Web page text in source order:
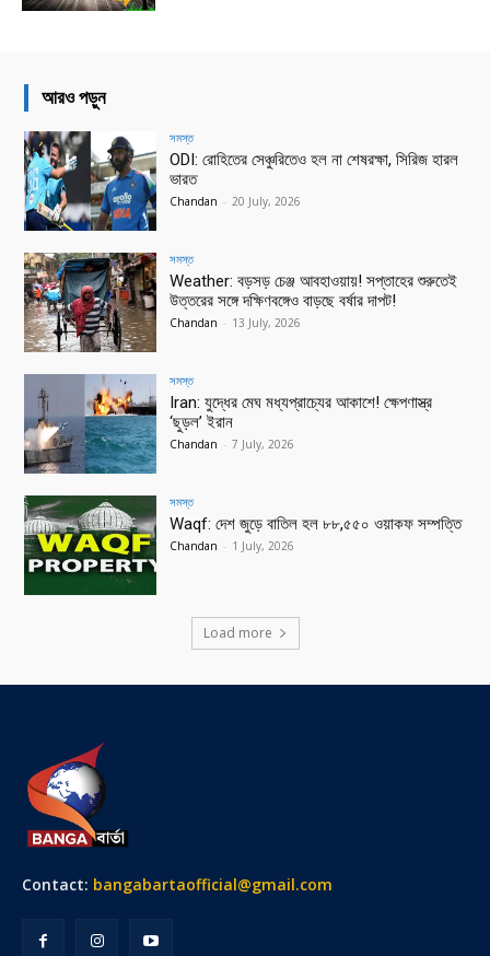
আরও পড়ুন
সমস্ত
ODI: রোহিতের সেঞ্চুরিতেও হল না শেষরক্ষা, সিরিজ হারল
ভারত
Chandan - 20 July, 2026
সমস্ত
Weather: বড়সড় চেঞ্জ আবহাওয়ায়! সপ্তাহের শুরুতেই
উত্তরের সঙ্গে দক্ষিণবঙ্গেও বাড়ছে বর্ষার দাপট!
Chandan - 13 July, 2026
সমস্ত
Iran: যুদ্ধের মেঘ মধ্যপ্রাচ্যের আকাশে! ক্ষেপণাস্ত্র
‘ছুড়ল’ ইরান
Chandan - 7 July, 2026
সমস্ত
Waqf: দেশ জুড়ে বাতিল হল ৮৮,৫৫০ ওয়াকফ সম্পত্তি
Chandan - 1 July, 2026
Load more
Contact: bangabartaofficial@gmail.com